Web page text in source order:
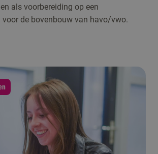
als voorbereiding op een
de bovenbouw van havo/vwo.